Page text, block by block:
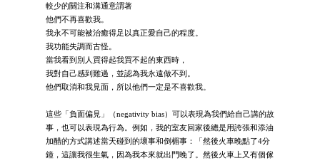
較少的關注和溝通意謂著
他們不再喜歡我。
我永不可能被治癒得足以真正愛自己的程度。
我功能失調而古怪。
當我看到別人買得起我買不起的東西時，
我對自己感到難過，並認為我永遠做不到。
他們取消和我見面，所以他們一定是不喜歡我。
這些「負面偏見」（negativity bias）可以表現為我們給自己講的故
事，也可以表現為行為。例如，我的室友回家後總是用誇張和添油
加醋的方式講述當天碰到的壞事和倒楣事：「然後火車晚點了4分
鐘，這讓我很生氣，因為我本來就出門晚了。然後火車上又有個傢